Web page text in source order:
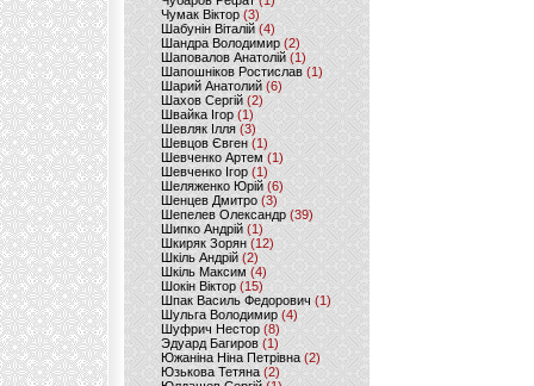
Чумак Віктор(3)
Шабунін Віталій (4)
Шандра Володимир (2)
Шаповалов Анатолій(1)
Шапошніков Ростислав(1)
Шарий Анатолий(6)
Шахов Сергій(2)
Швайка Ігор (1)
Шевляк Ілля (3)
Шевцов Євген (1)
Шевченко Артем(1)
Шевченко Ігор(1)
Шеляженко Юрій (6)
Шенцев Дмитро (3)
Шепелев Олександр (39)
Шипко Андрій(1)
Шкиряк Зорян(12)
Шкіль Андрій(2)
Шкіль Максим (4)
Шокін Віктор (15)
Шпак Василь Федорович (1)
Шульга Володимир (4)
Шуфрич Нестор(8)
Эдуард Багиров (1)
Южаніна Ніна Петрівна (2)
Юзькова Тетяна(2)